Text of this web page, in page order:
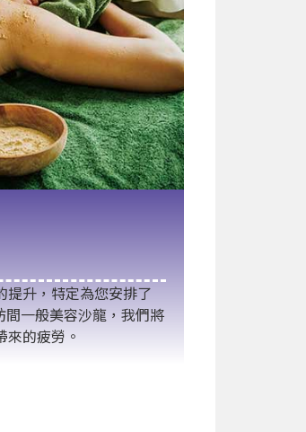
提升，特定為您安排了
間一般美容沙龍，我們將
的疲勞。